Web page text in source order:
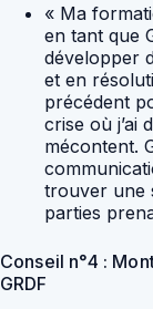
« Ma
en tant que
développer
et en
précédent
crise où j’ai
mécontent.
trouver une
parties
Conseil n°4 :
GRDF